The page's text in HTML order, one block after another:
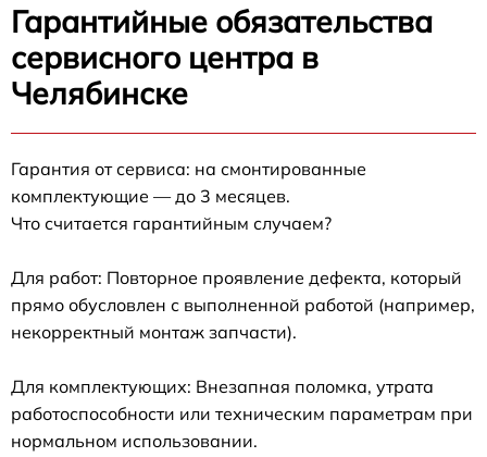
Гарантийные обязательства
сервисного центра в
Челябинске
Гарантия от сервиса: на смонтированные
комплектующие — до 3 месяцев.
Что считается гарантийным случаем?
Для работ: Повторное проявление дефекта, который
прямо обусловлен с выполненной работой (например,
некорректный монтаж запчасти).
Для комплектующих: Внезапная поломка, утрата
работоспособности или техническим параметрам при
нормальном использовании.